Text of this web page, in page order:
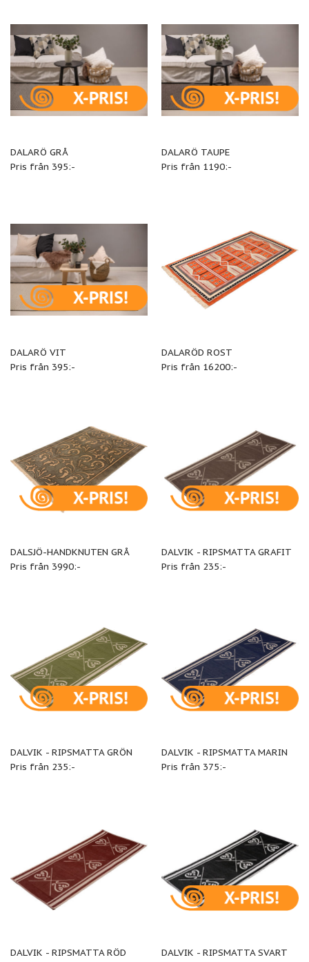
DALARÖ GRÅ
Pris från 395:-
DALARÖ TAUPE
Pris från 1190:-
DALARÖ VIT
Pris från 395:-
DALARÖD ROST
Pris från 16200:-
DALSJÖ-HANDKNUTEN GRÅ
Pris från 3990:-
DALVIK - RIPSMATTA GRAFIT
Pris från 235:-
DALVIK - RIPSMATTA GRÖN
Pris från 235:-
DALVIK - RIPSMATTA MARIN
Pris från 375:-
DALVIK - RIPSMATTA RÖD
DALVIK - RIPSMATTA SVART